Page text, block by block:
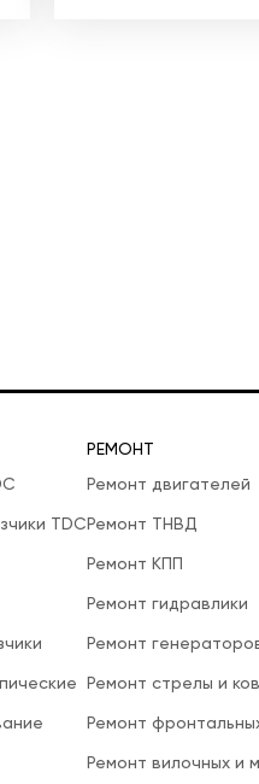
TDC
РЕМОНТ
Ремонт двигателей
Ремонт ТНВД
Ремонт КПП
Ремонт гидравлики
Ремонт
Ремонт стрелы и
Ремонт
Ремонт вилочных и